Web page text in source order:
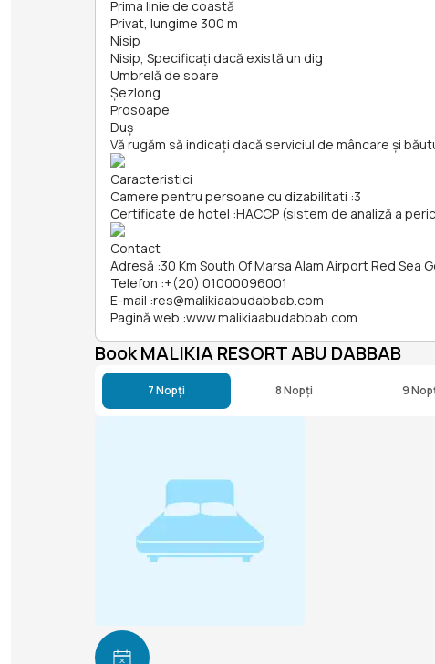
Prima linie de coastă
Privat, lungime 300 m
Nisip
Nisip, Specificați dacă există un dig
Umbrelă de soare
Șezlong
Prosoape
Duș
Vă rugăm să indicați dacă serviciul de mâncare și
Caracteristici
Camere pentru persoane cu dizabilitati :3
Certificate de hotel :HACCP (sistem de analiză a
Contact
Adresă :30 Km South Of Marsa Alam Airport Red Sea
Telefon :+(20) 01000096001
E-mail :res@malikiaabudabbab.com
Pagină web :www.malikiaabudabbab.com
Book MALIKIA RESORT ABU DABBAB
7 Nopți 8 Nopți 9